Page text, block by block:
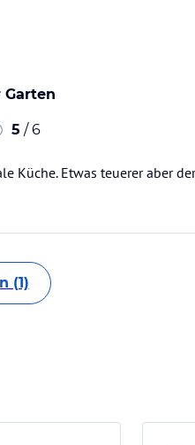
Garten
5 / 6
Küche. Etwas teuerer aber
(1)